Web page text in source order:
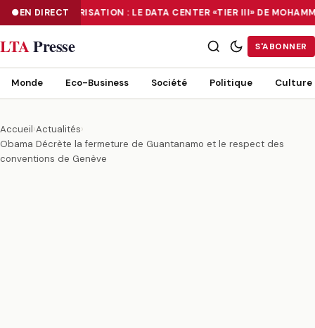
EN DIRECTNUMÉRISATION : LE DATA CENTER «TIER III» DE
NUMÉRISATION : LE DATA CENTER «TIER III» DE MOHAMMADIA, UN
LTAPresse S'ABONNER
Monde Eco-Business Société Politique Culture
Accueil›Actualités›
Obama Décrète la fermeture de Guantanamo et le respect des
conventions de Genève